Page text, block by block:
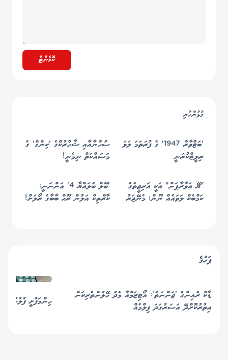
ކޮމެންޓް
ގުޅުންހުރި
'ބަޓްވާރާ 1947' ގެ ފުރަތަމަ ލަވަ
ރިލީޒްކުރަނީ
ސުހާނާއާއި ޝާހްރުކްގެ 'ކިންގް' ގެ
މަސައްކަތް ނިމެނީ!
"ޔޭ އަވާރާޕަން" އަކީ އަރިޖީތުގެ
ކަމްބެކް ލަވައެއް ނޫން: މެނޭޖަރު
'ބޫލް ބުލައްޔާ 4' އަންނަނީ:
ކާރްތިކް އަލުން ރޫޙް ބާބާގެ ރޯލަށް!
ފަހުގެ
ޑާކް ރެއިންގެ 'ޖަންނަތު': އޯޓިޒަމްއާ މެދު ހޭލުންތެރިކަން
އިތުރުކޮށްދޭ އަސަރުގަދަ ފިލްމެއް
ހިންމަފުށީ